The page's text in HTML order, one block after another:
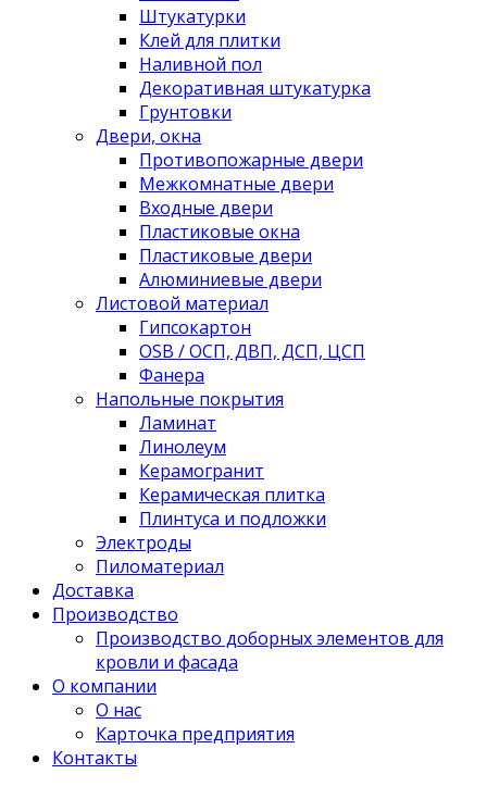
Штукатурки
Клей для плитки
Наливной пол
Декоративная штукатурка
Грунтовки
Двери, окна
Противопожарные двери
Межкомнатные двери
Входные двери
Пластиковые окна
Пластиковые двери
Алюминиевые двери
Листовой материал
Гипсокартон
OSB / ОСП, ДВП, ДСП, ЦСП
Фанера
Напольные покрытия
Ламинат
Линолеум
Керамогранит
Керамическая плитка
Плинтуса и подложки
Электроды
Пиломатериал
Доставка
Производство
Производство доборных элементов для
кровли и фасада
О компании
О нас
Карточка предприятия
Контакты